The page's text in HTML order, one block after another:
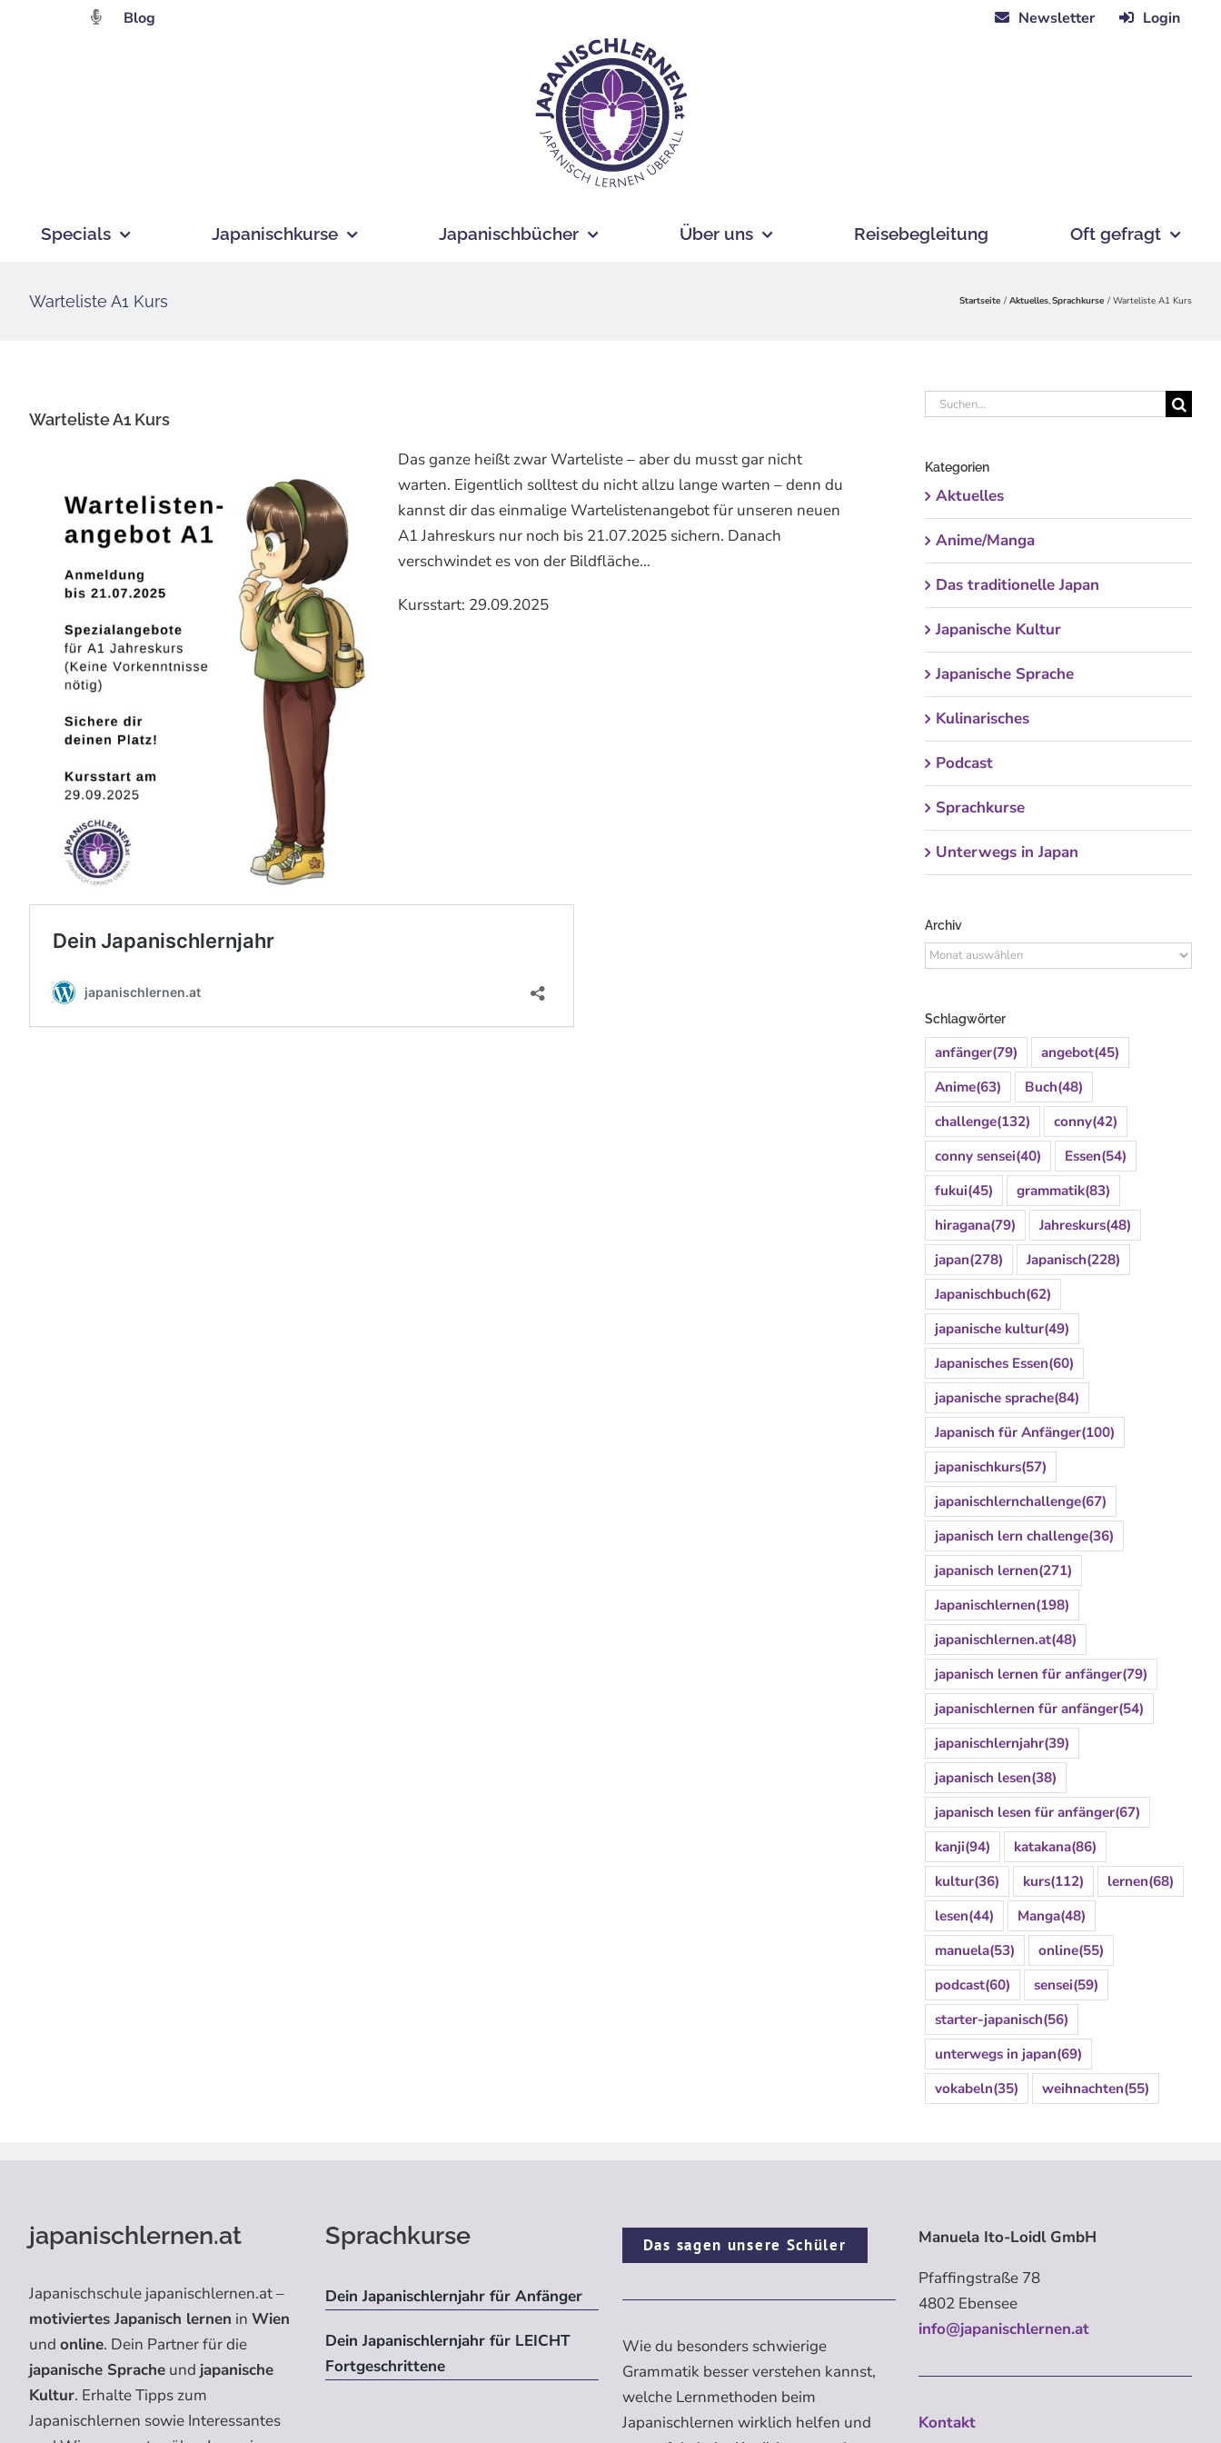
Blog Newsletter Login
Specials Japanischkurse Japanischbücher Über uns Reisebegleitung Oft gefragt
Warteliste A1 Kurs Startseite Aktuelles Sprachkurse Warteliste A1 Kurs
Warteliste A1 Kurs
Das ganze heißt zwar Warteliste – aber du musst gar nicht
warten. Eigentlich solltest du nicht allzu lange warten – denn du
kannst dir das einmalige Wartelistenangebot für unseren neuen
A1 Jahreskurs nur noch bis 21.07.2025 sichern. Danach
verschwindet es von der Bildfläche…
Kursstart: 29.09.2025
Suche
Kategorien
Aktuelles
Anime/Manga
Das traditionelle Japan
Japanische Kultur
Japanische Sprache
Kulinarisches
Podcast
Sprachkurse
Unterwegs in Japan
Archiv
Archiv
Schlagwörter
anfänger(79) angebot(45)
Anime(63) Buch(48)
challenge(132) conny(42)
conny sensei(40) Essen(54)
fukui(45) grammatik(83)
hiragana(79) Jahreskurs(48)
japan(278) Japanisch(228)
Japanischbuch(62)
japanische kultur(49)
Japanisches Essen(60)
japanische sprache(84)
Japanisch für Anfänger(100)
japanischkurs(57)
japanischlernchallenge(67)
japanisch lern challenge(36)
japanisch lernen(271)
Japanischlernen(198)
japanischlernen.at(48)
japanisch lernen für anfänger(79)
japanischlernen für anfänger(54)
japanischlernjahr(39)
japanisch lesen(38)
japanisch lesen für anfänger(67)
kanji(94) katakana(86)
kultur(36) kurs(112) lernen(68)
lesen(44) Manga(48)
manuela(53) online(55)
podcast(60) sensei(59)
starter-japanisch(56)
unterwegs in japan(69)
vokabeln(35) weihnachten(55)
japanischlernen.at
Japanischschule japanischlernen.at –
motiviertes Japanisch lernen in Wien
und online. Dein Partner für die
japanische Spracheund japanische
Kultur. Erhalte Tipps zum
Japanischlernen sowie Interessantes
Sprachkurse
Dein Japanischlernjahr für Anfänger
Dein Japanischlernjahr für LEICHT
Fortgeschrittene
Das sagen unsere Schüler
Wie du besonders schwierige
Grammatik besser verstehen kannst,
welche Lernmethoden beim
Japanischlernen wirklich helfen und
Manuela Ito-Loidl GmbH
Pfaffingstraße 78
4802 Ebensee
info@japanischlernen.at
Kontakt